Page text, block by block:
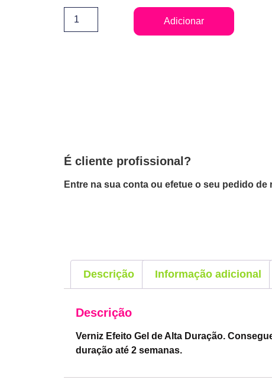
Adicionar
É cliente profissional?
Entre na sua conta ou efetue o seu pedido de
Descrição Informação adicional
Descrição
Verniz Efeito Gel de Alta Duração.
duração até 2 semanas.